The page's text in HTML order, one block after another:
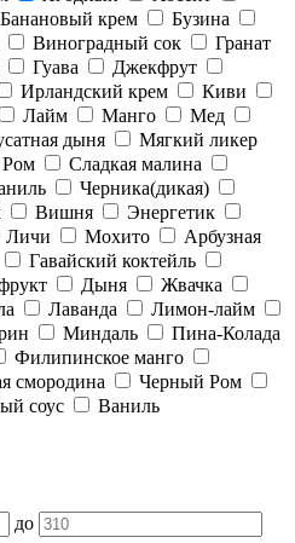
Банановый крем
Бузина
Виноградный сок
Гранат
Гуава
Джекфрут
Ирландский крем
Киви
Лайм Манго
Мед
дыня
Мягкий ликер
Ром
Сладкая малина
Черника(дикая)
Вишня
Энергетик
Личи Мохито
Арбузная
Гавайский коктейль
Дыня
Жвачка
Лаванда
Лимон-лайм
Миндаль
Пина-Колада
Филипинское манго
смородина
Черный Ром
соус
Ваниль
до